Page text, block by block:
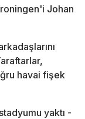
Johan
havai fişek